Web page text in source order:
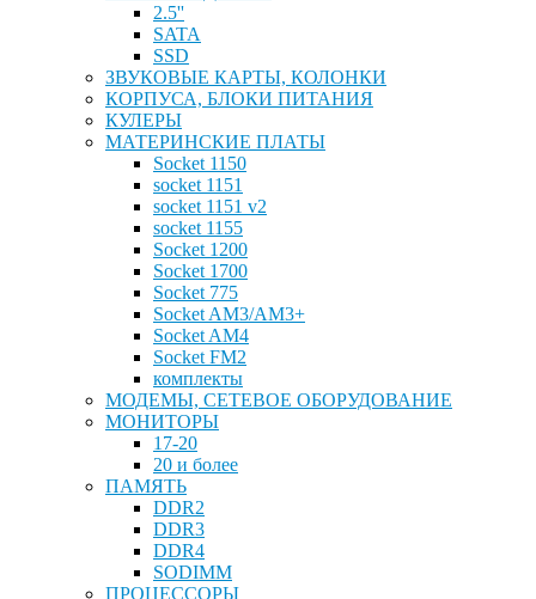
2.5''
SATA
SSD
ЗВУКОВЫЕ КАРТЫ, КОЛОНКИ
КОРПУСА, БЛОКИ ПИТАНИЯ
КУЛЕРЫ
МАТЕРИНСКИЕ ПЛАТЫ
Socket 1150
socket 1151
socket 1151 v2
socket 1155
Socket 1200
Socket 1700
Socket 775
Socket AM3/AM3+
Socket AM4
Socket FM2
комплекты
МОДЕМЫ, СЕТЕВОЕ ОБОРУДОВАНИЕ
МОНИТОРЫ
17-20
20 и более
ПАМЯТЬ
DDR2
DDR3
DDR4
SODIMM
ПРОЦЕССОРЫ